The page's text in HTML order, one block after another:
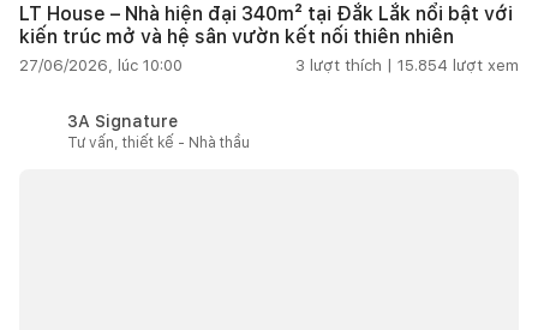
LT House – Nhà hiện đại 340m² tại Đắk Lắk nổi bật với
kiến trúc mở và hệ sân vườn kết nối thiên nhiên
27/06/2026, lúc 10:00 3 lượt thích | 15.854 lượt xem
3A Signature
Tư vấn, thiết kế - Nhà thầu